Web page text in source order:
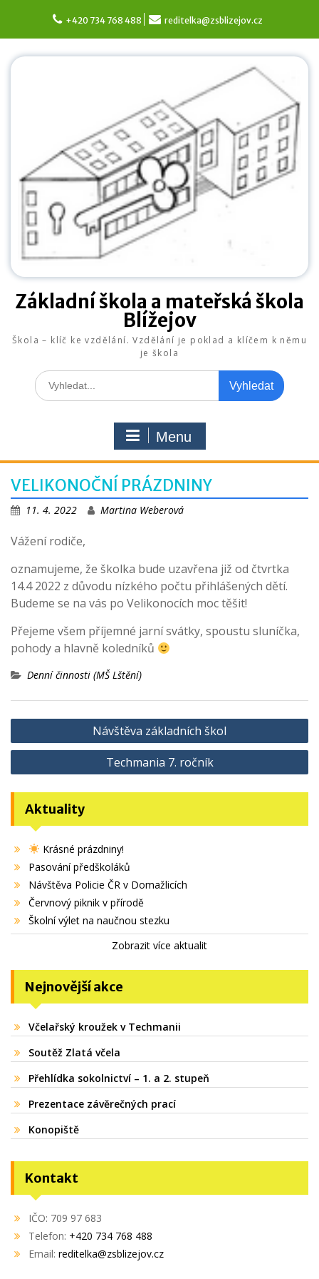
content
+420 734 768 488 reditelka@zsblizejov.cz
Základní škola a mateřská škola
Blížejov
Škola – klíč ke vzdělání. Vzdělání je poklad a klíčem k němu
je škola
Search
for:
Menu
VELIKONOČNÍ PRÁZDNINY
11. 4. 2022 Martina Weberová
Vážení rodiče,
oznamujeme, že školka bude uzavřena již od čtvrtka
14.4 2022 z důvodu nízkého počtu přihlášených dětí.
Budeme se na vás po Velikonocích moc těšit!
Přejeme všem příjemné jarní svátky, spoustu sluníčka,
pohody a hlavně koledníků
Denní činnosti (MŠ Lštění)
Navigace
pro
Návštěva základních škol
Techmania 7. ročník
Aktuality
Krásné prázdniny!
Pasování předškoláků
Návštěva Policie ČR v Domažlicích
Červnový piknik v přírodě
Školní výlet na naučnou stezku
Zobrazit více aktualit
Nejnovější akce
Včelařský kroužek v Techmanii
Soutěž Zlatá včela
Přehlídka sokolnictví – 1. a 2. stupeň
Prezentace závěrečných prací
Konopiště
Kontakt
IČO: 709 97 683
Telefon: +420 734 768 488
Email: reditelka@zsblizejov.cz